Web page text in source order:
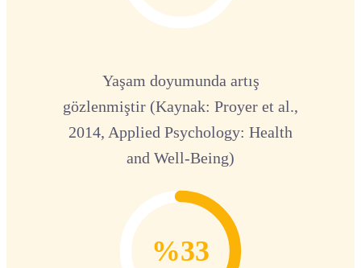
Yaşam doyumunda artış
gözlenmiştir (Kaynak: Proyer et al.,
2014, Applied Psychology: Health
and Well-Being)
%33